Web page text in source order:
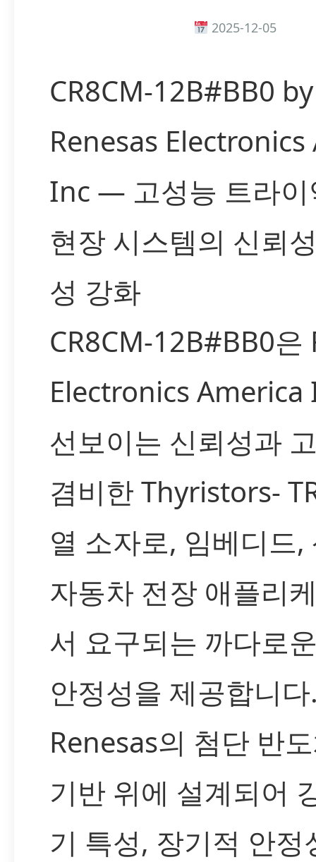
2025-12-05
CR8CM-12B#BB0 by
Renesas
Inc — 고성능 트라이
현장 시스템의 신뢰
성 강화
CR8CM-12B#BB0은
Electronics America
선보이는 신뢰성과
겸비한 Thyristors-
열 소자로, 임베디드,
자동차 전장 애플리
서 요구되는 까다로
안정성을 제공합니
Renesas의 첨단 반
기반 위에 설계되어
기 특성, 장기적 안정